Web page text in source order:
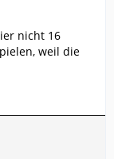
nicht 16
weil die